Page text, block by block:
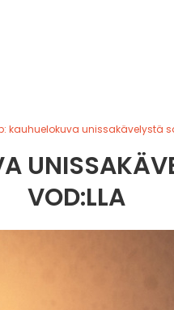
kauhuelokuva unissakävelystä
VOD:LLA